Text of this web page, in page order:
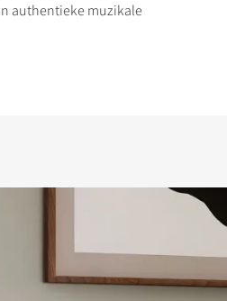
authentieke muzikale